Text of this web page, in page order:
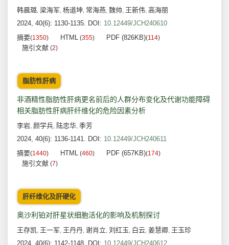
韩晨璐, 梁海军, 杨道坤, 常海燕, 魏帅, 王新伟, 高海丽
2024, 40(6): 1130-1135. DOI: 10.12449/JCH240610
摘要(1350) HTML (355) PDF (826KB)(114)
施引文献 (2)
脂肪性肝病
非酒精性脂肪性肝病更名前后的人群分布变化及代谢功能障碍
相关脂肪性肝病肝纤维化的危险因素分析
李岩, 颜学兵, 陆忠华, 季芳
2024, 40(6): 1136-1141. DOI: 10.12449/JCH240611
摘要(1440) HTML (460) PDF (657KB)(174)
施引文献 (7)
肝纤维化及肝硬化
奥沙利铂对肝星状细胞活化的影响及机制探讨
王存凯, 王一军, 王丹丹, 谢肖立, 刘红玉, 白云, 姜慧卿, 王玉珍
2024, 40(6): 1142-1148.
DOI: 10.12449/JCH240612